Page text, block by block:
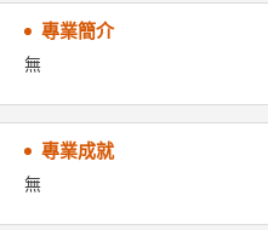
專業簡介
無
專業成就
無